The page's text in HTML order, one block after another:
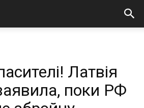
Латвія
поки РФ